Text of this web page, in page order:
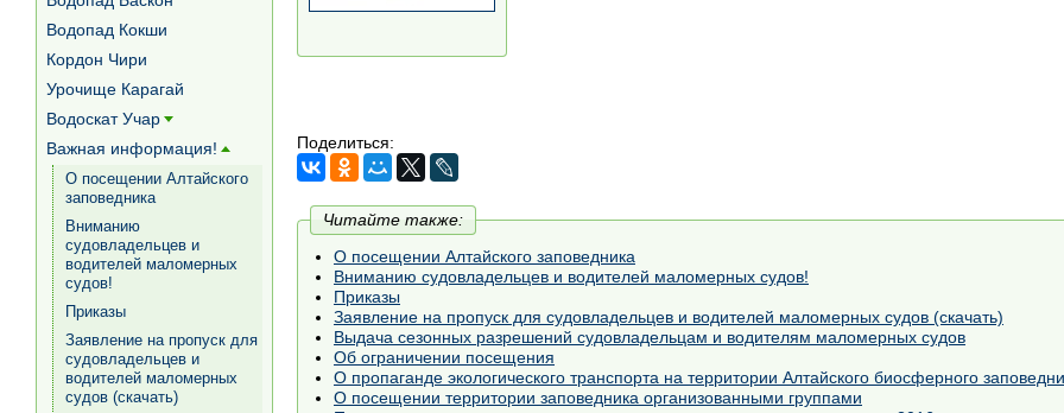
Поделиться:
Читайте также:
О посещении Алтайского заповедника
Вниманию судовладельцев и водителей маломерных судов!
Приказы
Заявление на пропуск для судовладельцев и водителей маломерных судов (скачать)
Выдача сезонных разрешений судовладельцам и водителям маломерных судов
Об ограничении посещения
О пропаганде экологического транспорта на территории Алтайского биосферного
О посещении территории заповедника организованными группами
Водопад Кокши
Кордон Чири
Урочище Карагай
Водоскат Учар
Важная информация! [+]
О посещении Алтайского
заповедника
Вниманию
судовладельцев и
водителей маломерных
судов!
Приказы
Заявление на пропуск для
судовладельцев и
водителей маломерных
судов (скачать)